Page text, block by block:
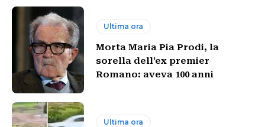
Ultima ora
Morta Maria Pia Prodi, la
sorella dell’ex premier
Romano: aveva 100 anni
Ultima ora